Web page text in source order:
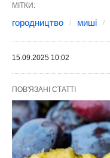
МІТКИ:
городництво миші
15.09.2025 10:02
ПОВ'ЯЗАНІ СТАТТІ